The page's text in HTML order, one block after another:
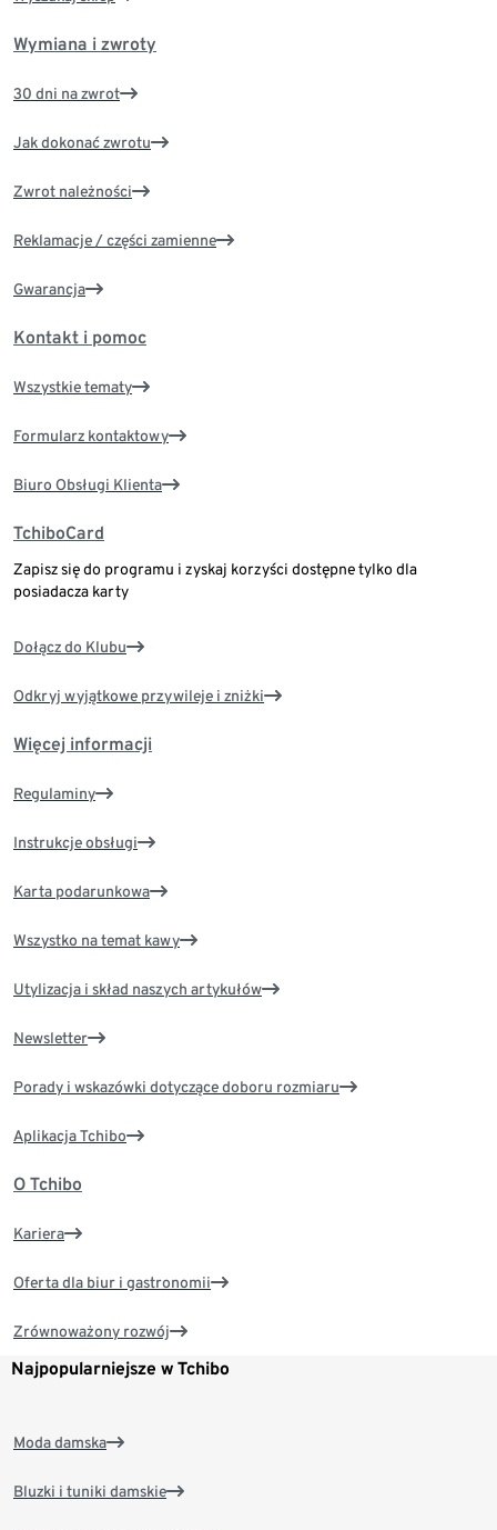
Wymiana i zwroty
30 dni na zwrot
Jak dokonać zwrotu
Zwrot należności
Reklamacje / części zamienne
Gwarancja
Kontakt i pomoc
Wszystkie tematy
Formularz kontaktowy
Biuro Obsługi Klienta
TchiboCard
Zapisz się do programu i zyskaj korzyści dostępne tylko dla
posiadacza karty
Dołącz do Klubu
Odkryj wyjątkowe przywileje i zniżki
Więcej informacji
Regulaminy
Instrukcje obsługi
Karta podarunkowa
Wszystko na temat kawy
Utylizacja i skład naszych artykułów
Newsletter
Porady i wskazówki dotyczące doboru rozmiaru
Aplikacja Tchibo
O Tchibo
Kariera
Oferta dla biur i gastronomii
Zrównoważony rozwój
Najpopularniejsze w Tchibo
Moda damska
Bluzki i tuniki damskie